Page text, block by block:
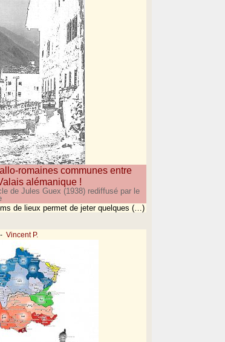
romaines communes entre
alémanique !
de Jules Guex (1938) rediffusé par le
de lieux permet de jeter quelques (…)
- Vincent P.